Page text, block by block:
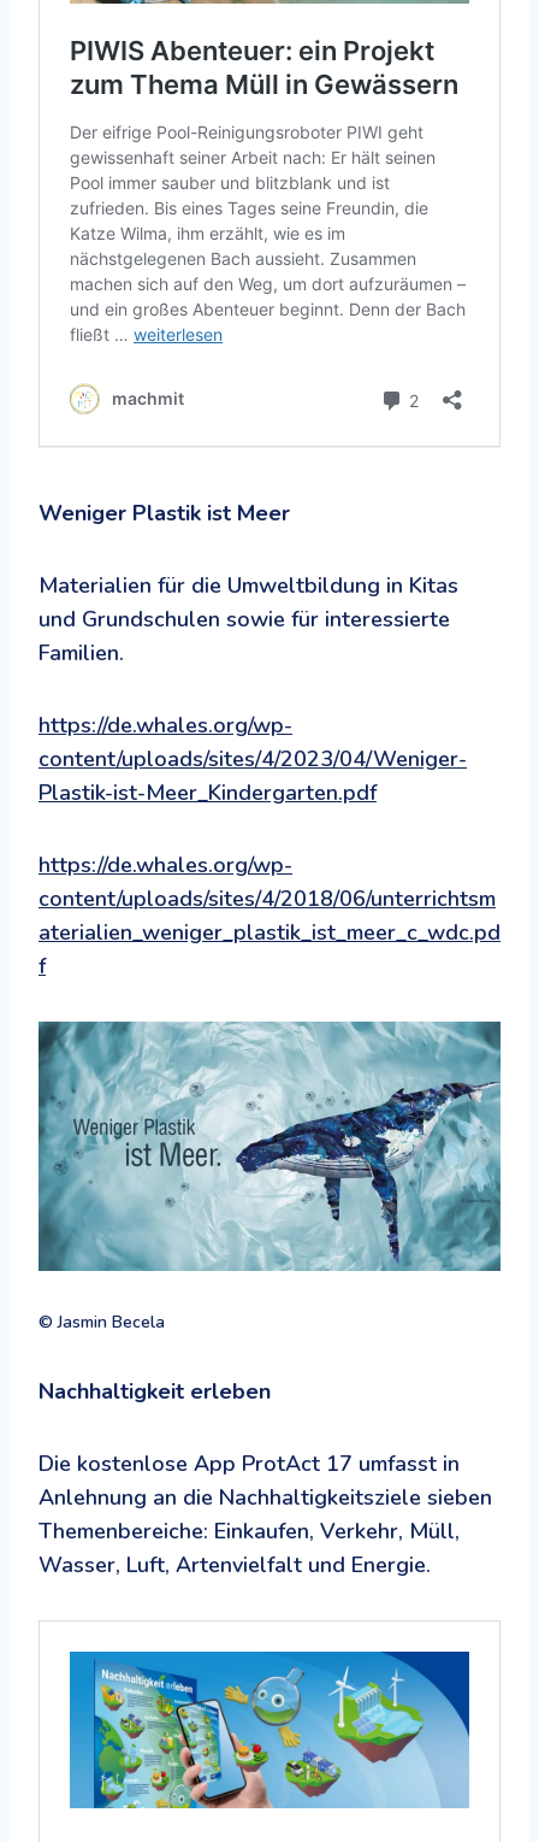
Weniger Plastik ist Meer
Materialien für die Umweltbildung in Kitas
und Grundschulen sowie für interessierte
Familien.
https://de.whales.org/wp-
content/uploads/sites/4/2023/04/Weniger-
Plastik-ist-Meer_Kindergarten.pdf
https://de.whales.org/wp-
content/uploads/sites/4/2018/06/unterrichtsm
aterialien_weniger_plastik_ist_meer_c_wdc.pd
f
© Jasmin Becela
Nachhaltigkeit erleben
Die kostenlose App ProtAct 17 umfasst in
Anlehnung an die Nachhaltigkeitsziele sieben
Themenbereiche: Einkaufen, Verkehr, Müll,
Wasser, Luft, Artenvielfalt und Energie.